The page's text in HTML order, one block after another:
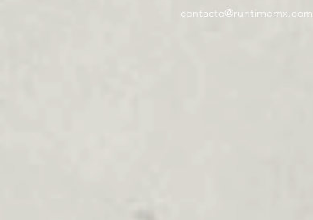
contacto@runtimemx.com